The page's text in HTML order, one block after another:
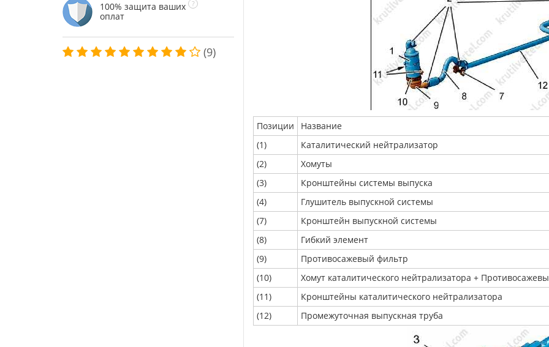
100% защита ваших
оплат
(9)
Позиции
Название
(1)
Каталитический нейтрализатор
(2)
Хомуты
(3)
Кронштейны системы выпуска
(4)
Глушитель выпускной системы
(7)
Кронштейн выпускной системы
(8)
Гибкий элемент
(9)
Противосажевый фильтр
(10)
Хомут каталитического нейтрализатора +
(11)
Кронштейны каталитического нейтрализатора
(12)
Промежуточная выпускная труба